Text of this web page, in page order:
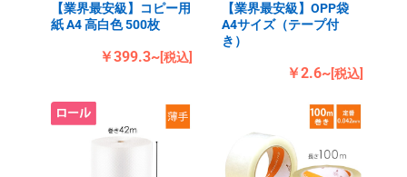
【業界最安級】コピー用
紙 A4 高白色 500枚
￥399.3~[税込]
【業界最安級】OPP袋
A4サイズ（テープ付
き）
￥2.6~[税込]